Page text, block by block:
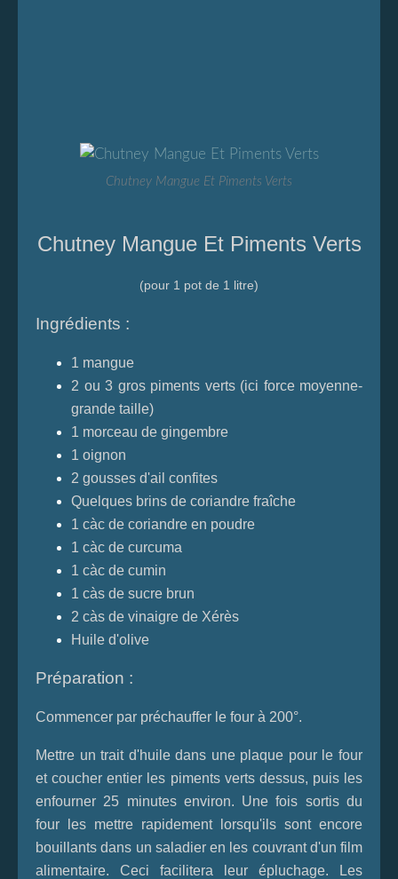
Chutney Mangue Et Piments Verts
Chutney Mangue Et Piments Verts
(pour 1 pot de 1 litre)
Ingrédients :
1 mangue
2 ou 3 gros piments verts (ici force moyenne-
grande taille)
1 morceau de gingembre
1 oignon
2 gousses d'ail confites
Quelques brins de coriandre fraîche
1 càc de coriandre en poudre
1 càc de curcuma
1 càc de cumin
1 càs de sucre brun
2 càs de vinaigre de Xérès
Huile d'olive
Préparation :
Commencer par préchauffer le four à 200°.
Mettre un trait d'huile dans une plaque pour le four
et coucher entier les piments verts dessus, puis les
enfourner 25 minutes environ. Une fois sortis du
four les mettre rapidement lorsqu'ils sont encore
bouillants dans un saladier en les couvrant d'un film
alimentaire. Ceci facilitera leur épluchage. Les